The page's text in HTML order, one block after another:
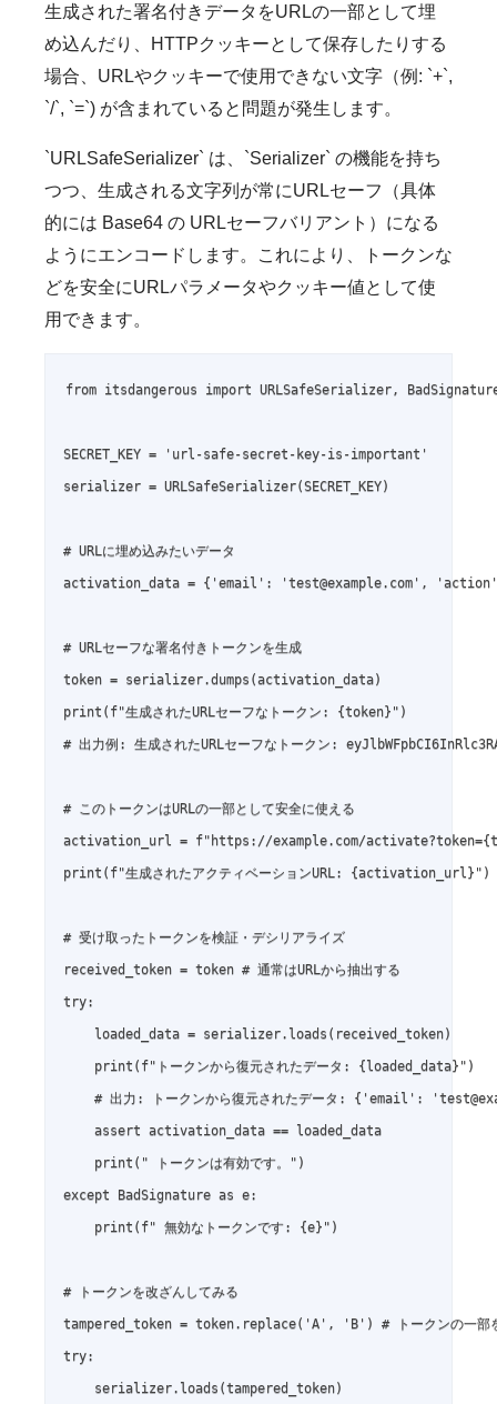
生成された署名付きデータをURLの一部として埋
め込んだり、HTTPクッキーとして保存したりする
場合、URLやクッキーで使用できない文字（例: `+`,
`/`, `=`) が含まれていると問題が発生します。
`URLSafeSerializer` は、`Serializer` の機能を持ち
つつ、生成される文字列が常にURLセーフ（具体
的には Base64 の URLセーフバリアント）になる
ようにエンコードします。これにより、トークンな
どを安全にURLパラメータやクッキー値として使
用できます。
from itsdangerous import URLSafeSerializer,
SECRET_KEY = 'url-safe-secret-key-is-important'
serializer = URLSafeSerializer(SECRET_KEY)
# URLに埋め込みたいデータ
activation_data = {'email': 'test@example.com',
# URLセーフな署名付きトークンを生成
token = serializer.dumps(activation_data)
print(f"生成されたURLセーフなトークン: {token}")
# 出力例: 生成されたURLセーフなトークン:
# このトークンはURLの一部として安全に使える
activation_url = f"https://example.com/
print(f"生成されたアクティベーションURL: {activation_url}")
# 受け取ったトークンを検証・デシリアライズ
received_token = token # 通常はURLから抽出する
try:
    loaded_data = serializer.loads(received_token)
    print(f"トークンから復元されたデータ: {loaded_data}")
# 出力: トークンから復元されたデータ: {'email':
    assert activation_data == loaded_data
    print(" トークンは有効です。")
except BadSignature as e:
    print(f" 無効なトークンです: {e}")
# トークンを改ざんしてみる
tampered_token = token.replace('A', 'B') # トークンの一部
try:
    serializer.loads(tampered_token)